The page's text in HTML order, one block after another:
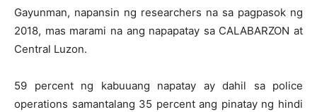
Gayunman, napansin ng researchers na sa pagpasok ng
2018, mas marami na ang napapatay sa CALABARZON at
Central Luzon.
59 percent ng kabuuang napatay ay dahil sa police
operations samantalang 35 percent ang pinatay ng hindi